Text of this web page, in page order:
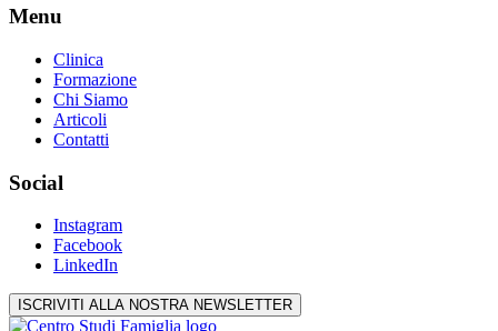
Menu
Clinica
Formazione
Chi Siamo
Articoli
Contatti
Social
Instagram
Facebook
LinkedIn
ISCRIVITI ALLA NOSTRA NEWSLETTER